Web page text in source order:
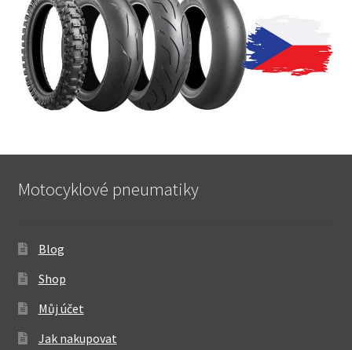
Motocyklové pneumatiky
Blog
Shop
Můj účet
Jak nakupovat